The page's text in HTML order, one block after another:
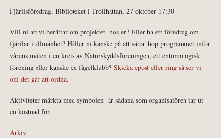
Fjärilsföredrag, Biblioteket i Trollhättan, 27 oktober 17:30
Vill ni att vi berättar om projektet hos er? Eller ha ett föredrag om
fjärilar i allmänhet? Håller ni kanske på att sätta ihop programmet inför
vårens möten i en krets av Naturskyddsföreningen, ett entomologisk
förening eller kanske en fågelklubb? Skicka epost eller ring så ser vi
om det går att ordna.
Aktiviteter märkta med symbolen är sådana som organisatören tar ut
en kostnad för.
Arkiv